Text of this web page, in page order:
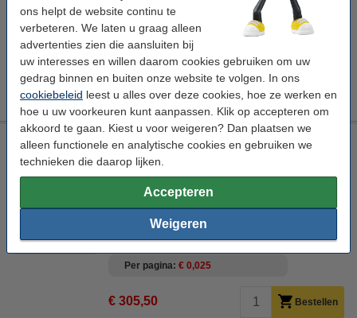
ons helpt de website continu te
verbeteren. We laten u graag alleen
advertenties zien die aansluiten bij
uw interesses en willen daarom cookies gebruiken om uw
gedrag binnen en buiten onze website te volgen. In ons
cookiebeleid leest u alles over deze cookies, hoe ze werken en
hoe u uw voorkeuren kunt aanpassen. Klik op accepteren om
akkoord te gaan. Kiest u voor weigeren? Dan plaatsen we
alleen functionele en analytische cookies en gebruiken we
technieken die daarop lijken.
Accepteren
Weigeren
€ 197,50 Bestellen
Tip
Wij adviseren u deze toner (het 123inkt huismerk) te nemen i.p.v. de
Brother-uitvoering.
Brother TN-821XXL Y toner geel extra hoge capaciteit
(origineel)
± 12.000 pagina's
Bekijk de specificaties en omschrijving
Direct leverbaar
Morgen verstuurd
Per pagina € 0,025
€ 305,50 Bestellen